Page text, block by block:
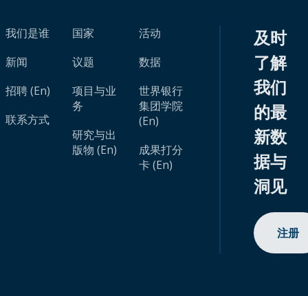
我们是谁
新闻
招聘 (En)
联系方式
国家
议题
项目与业
务
研究与出
版物 (En)
活动
数据
世界银行
集团学院
(En)
成果打分
卡 (En)
及时
了解
我们
的最
新数
据与
洞见
注册